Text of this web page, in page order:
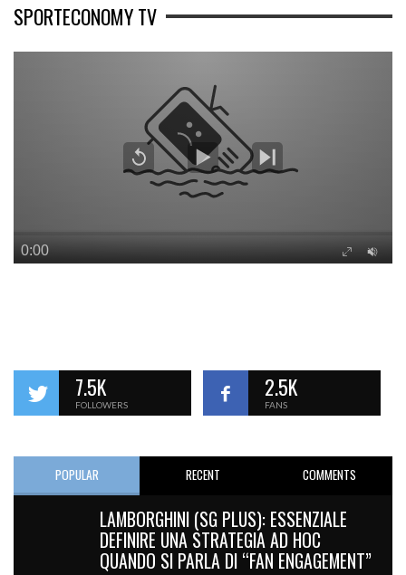
SPORTECONOMY TV
7.5K
FOLLOWERS
2.5K
FANS
POPULAR RECENT COMMENTS
LAMBORGHINI (SG PLUS): ESSENZIALE
DEFINIRE UNA STRATEGIA AD HOC
QUANDO SI PARLA DI “FAN ENGAGEMENT”